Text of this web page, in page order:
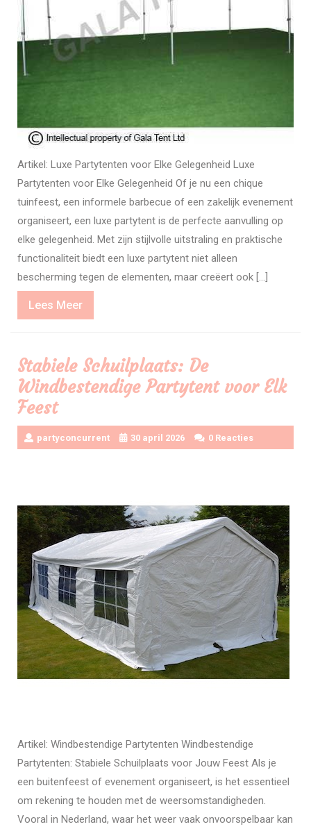
Artikel: Luxe Partytenten voor Elke Gelegenheid Luxe
Partytenten voor Elke Gelegenheid Of je nu een chique
tuinfeest, een informele barbecue of een zakelijk evenement
organiseert, een luxe partytent is de perfecte aanvulling op
elke gelegenheid. Met zijn stijlvolle uitstraling en praktische
functionaliteit biedt een luxe partytent niet alleen
bescherming tegen de elementen, maar creëert ook […]
Lees MeerLees
Meer
Stabiele Schuilplaats: De
Windbestendige Partytent voor Elk
Feest
partyconcurrent 30 april 2026 0 Reacties
Artikel: Windbestendige Partytenten Windbestendige
Partytenten: Stabiele Schuilplaats voor Jouw Feest Als je
een buitenfeest of evenement organiseert, is het essentieel
om rekening te houden met de weersomstandigheden.
Vooral in Nederland, waar het weer vaak onvoorspelbaar kan